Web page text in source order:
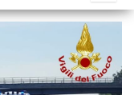
v
g
a